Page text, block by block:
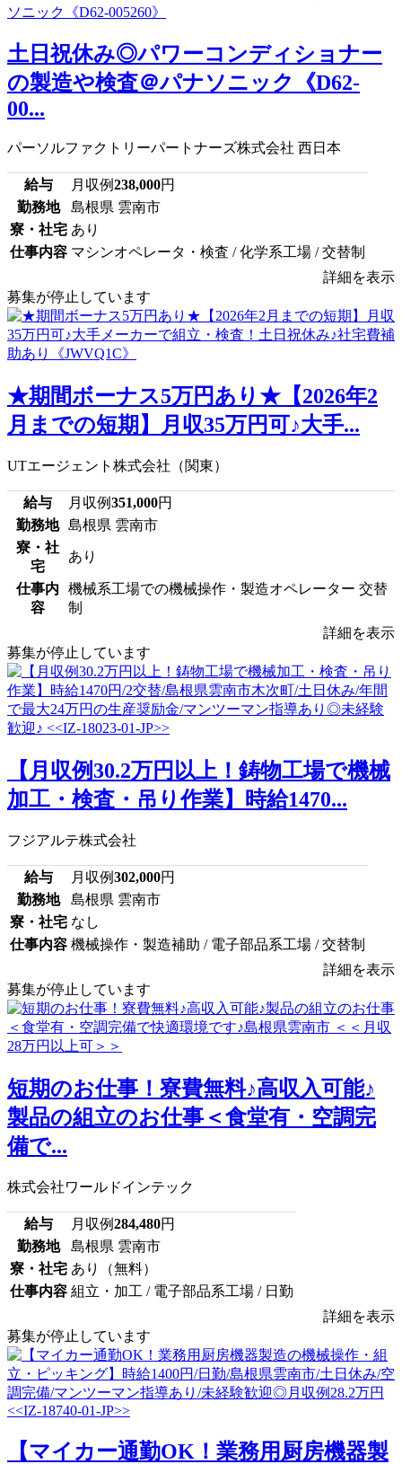
土日祝休み◎パワーコンディショナー
の製造や検査＠パナソニック《D62-
00...
パーソルファクトリーパートナーズ株式会社 西日本
給与 月収例238,000円
勤務地
島根県 雲南市
寮・社宅 あり
仕事内容 マシンオペレータ・検査 / 化学系工場 / 交替制
詳細を表示
募集が停止しています
★期間ボーナス5万円あり★【2026年2
月までの短期】月収35万円可♪大手...
UTエージェント株式会社（関東）
給与 月収例351,000円
勤務地
島根県 雲南市
寮・社
宅
あり
仕事内
容
機械系工場での機械操作・製造オペレーター 交替
制
詳細を表示
募集が停止しています
【月収例30.2万円以上！鋳物工場で機械
加工・検査・吊り作業】時給1470...
フジアルテ株式会社
給与 月収例302,000円
勤務地
島根県 雲南市
寮・社宅 なし
仕事内容 機械操作・製造補助 / 電子部品系工場 / 交替制
詳細を表示
募集が停止しています
短期のお仕事！寮費無料♪高収入可能♪
製品の組立のお仕事＜食堂有・空調完
備で...
株式会社ワールドインテック
給与 月収例284,480円
勤務地
島根県 雲南市
寮・社宅 あり（無料）
仕事内容 組立・加工 / 電子部品系工場 / 日勤
詳細を表示
募集が停止しています
【マイカー通勤OK！業務用厨房機器製